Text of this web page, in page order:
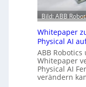
Bild: ABB
Whitepaper
Physical AI
ABB
Whitepaper
Physical AI
verändern